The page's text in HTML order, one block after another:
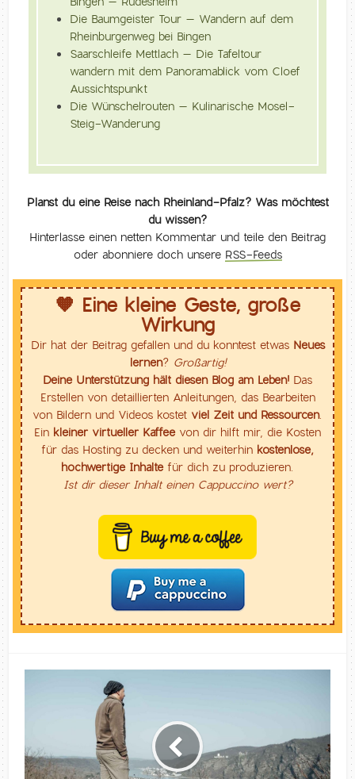
Die Baumgeister Tour – Wandern auf dem
Rheinburgenweg bei Bingen
Saarschleife Mettlach – Die Tafeltour
wandern mit dem Panoramablick vom Cloef
Aussichtspunkt
Die Wünschelrouten – Kulinarische Mosel-
Steig-Wanderung
Planst du eine Reise nach Rheinland-Pfalz? Was möchtest
du wissen?
Hinterlasse einen netten Kommentar und teile den Beitrag
oder abonniere doch unsere RSS-Feeds
🧡 Eine kleine Geste, große
Wirkung
Dir hat der Beitrag gefallen und du konntest etwas Neues
lernen? Großartig!
Deine Unterstützung hält diesen Blog am Leben! Das
Erstellen von detaillierten Anleitungen, das Bearbeiten
von Bildern und Videos kostet viel Zeit und Ressourcen.
Ein kleiner virtueller Kaffeevon dir hilft mir, die Kosten
für das Hosting zu decken und weiterhin kostenlose,
hochwertige Inhaltefür dich zu produzieren.
Ist dir dieser Inhalt einen Cappuccino wert?